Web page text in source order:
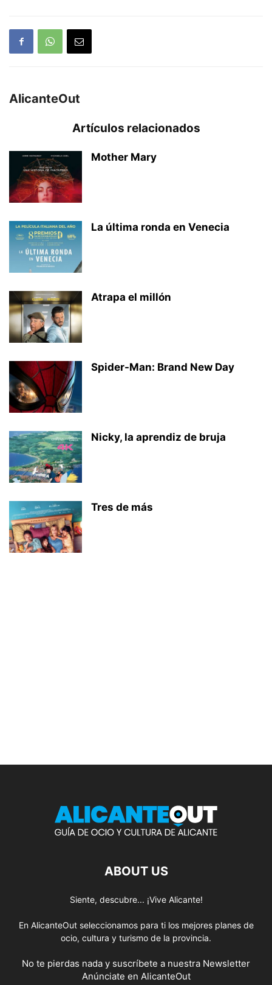
AlicanteOut
Artículos relacionados
Mother Mary
La última ronda en Venecia
Atrapa el millón
Spider-Man: Brand New Day
Nicky, la aprendiz de bruja
Tres de más
ABOUT US
Siente, descubre... ¡Vive Alicante!
En AlicanteOut seleccionamos para ti los mejores planes de
ocio, cultura y turismo de la provincia.
No te pierdas nada y suscríbete a nuestra Newsletter
Anúnciate en AlicanteOut